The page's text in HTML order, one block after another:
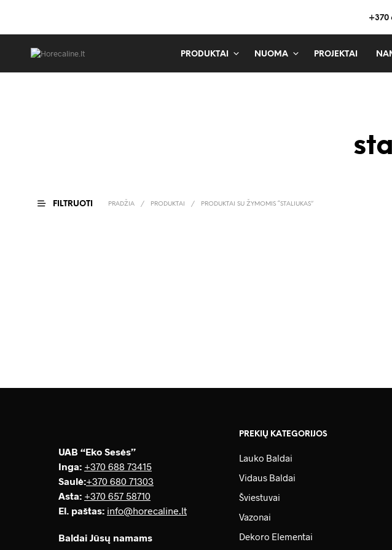
+370
PRODUKTAI NUOMA PROJEKTAI
FILTRUOTI PRADŽIA / PRODUKTAI / PRODUKTAI SU ŽYMOMIS “STALIUKAS”
UAB “Eko Sesės”
Inga: +370 688 73415
Saulė:+370 680 71303
Asta: +370 657 58710
El. paštas: info@horecaline.lt
Baldai Jūsų namams
PREKIŲ KATEGORIJOS
Lauko Baldai
Vidaus Baldai
Šviestuvai
Vazonai
Dekoro Elementai